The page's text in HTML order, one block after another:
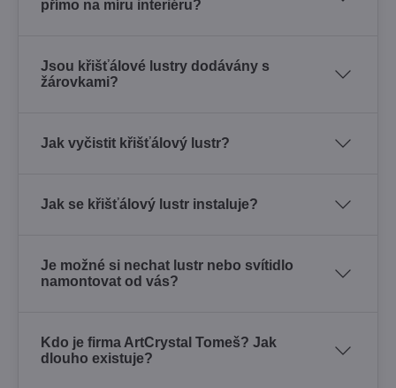
přímo na míru interiéru?
Jsou křišťálové lustry dodávány s
žárovkami?
Jak vyčistit křišťálový lustr?
Jak se křišťálový lustr instaluje?
Je možné si nechat lustr nebo svítidlo
namontovat od vás?
Kdo je firma ArtCrystal Tomeš? Jak
dlouho existuje?